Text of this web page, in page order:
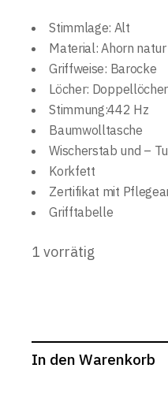
Stimmlage: Alt
Material:Ahorn
Griffweise: Barocke
Löcher: Doppellöcher
Stimmung:442 Hz
Baumwolltasche
Wischerstab und –
Korkfett
Zertifikat mit
Grifftabelle
1 vorrätig
In den Warenkorb